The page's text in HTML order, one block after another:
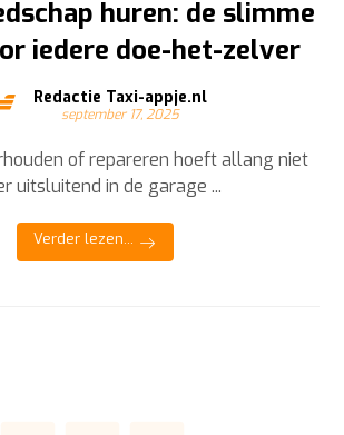
huren: de slimme
iedere doe-het-zelver
Redactie Taxi-appje.nl
september 17, 2025
of repareren hoeft allang niet
uitsluitend in de garage ...
Verder lezen...